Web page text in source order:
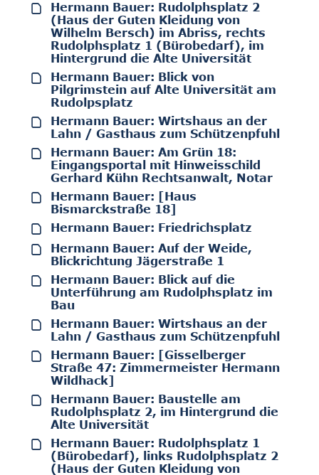
Hermann Bauer: Rudolphsplatz 2
(Haus der Guten Kleidung von
Wilhelm Bersch) im Abriss, rechts
Rudolphsplatz 1 (Bürobedarf), im
Hintergrund die Alte Universität
Hermann Bauer: Blick von
Pilgrimstein auf Alte Universität am
Rudolpsplatz
Hermann Bauer: Wirtshaus an der
Lahn / Gasthaus zum Schützenpfuhl
Hermann Bauer: Am Grün 18:
Eingangsportal mit Hinweisschild
Gerhard Kühn Rechtsanwalt, Notar
Hermann Bauer: [Haus
Bismarckstraße 18]
Hermann Bauer: Friedrichsplatz
Hermann Bauer: Auf der Weide,
Blickrichtung Jägerstraße 1
Hermann Bauer: Blick auf die
Unterführung am Rudolphsplatz im
Bau
Hermann Bauer: Wirtshaus an der
Lahn / Gasthaus zum Schützenpfuhl
Hermann Bauer: [Gisselberger
Straße 47: Zimmermeister Hermann
Wildhack]
Hermann Bauer: Baustelle am
Rudolphsplatz 2, im Hintergrund die
Alte Universität
Hermann Bauer: Rudolphsplatz 1
(Bürobedarf), links Rudolphsplatz 2
(Haus der Guten Kleidung von